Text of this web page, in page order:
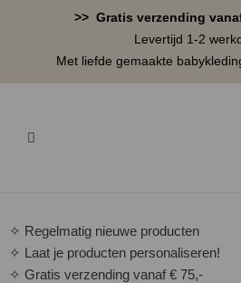
>> Gratis verzending
Levertijd 1-2
Met liefde gemaakte
✧ Regelmatig nieuwe producten
✧ Laat je producten personaliseren!
✧ Gratis verzending vanaf € 75,-